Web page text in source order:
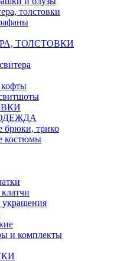
толстовки
ТОЛСТОВКИ
брюки, трико
костюмы
и комплекты